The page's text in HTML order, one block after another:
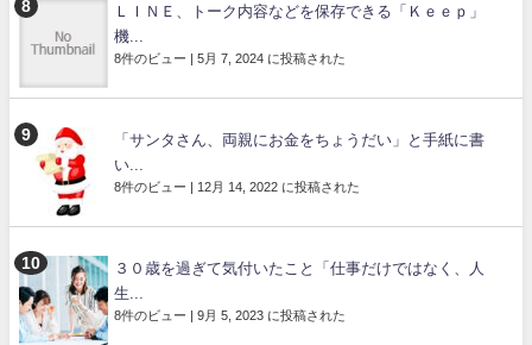
ＬＩＮＥ、トーク内容などを保存できる「Ｋｅｅｐ」
機...
8件のビュー 5月 7, 2024 に投稿された
「サンタさん、両親にお金をちょうだい」と手紙に書
い...
8件のビュー 12月 14, 2022 に投稿された
３０歳を過ぎて気付いたこと「仕事だけではなく、人
生...
8件のビュー 9月 5, 2023 に投稿された